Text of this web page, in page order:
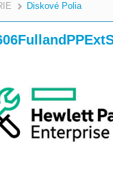
>
Diskové Polia